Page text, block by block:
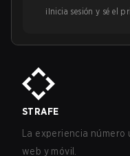
¡Inicia sesión y sé el
STRAFE
La experiencia
web y móvil.